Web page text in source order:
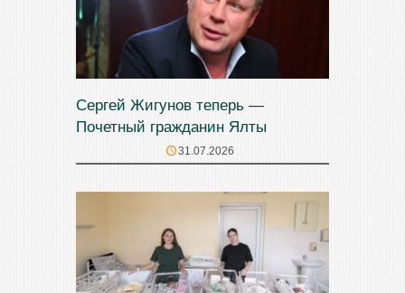
Сергей Жигунов теперь —
Почетный гражданин Ялты
31.07.2026